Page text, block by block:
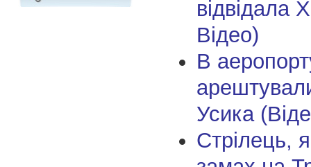
відвідала
Відео)
В
Усика
Стрілець,